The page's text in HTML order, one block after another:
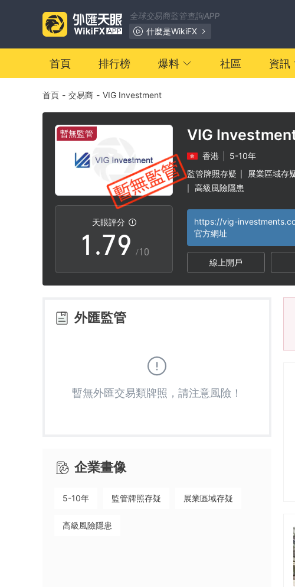
全球交易商監管查詢APP
什麼是WikiFX
首頁 排行榜 爆料 社區 資訊
首頁 - 交易商 - VIG Investment
暫無監管
天眼評分
0
1
2
3
5
8
9
.
1
2
3
5
6
7
8
9
3
4
5
7
8
9 /10
VIG
香港
5-10年
監管牌照存疑
展業區域存
高級風險隱患
官方網址
線上開戶
外匯監管
暫無外匯交易類牌照，請注意風險！
企業畫像
5-10年 監管牌照存疑 展業區域存疑
高級風險隱患